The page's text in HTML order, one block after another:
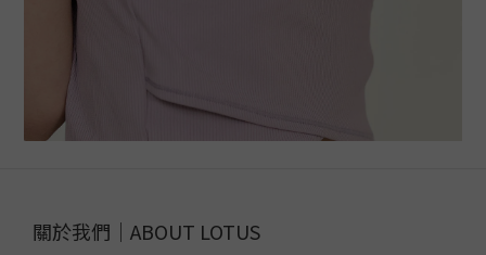
關於我們｜ABOUT LOTUS